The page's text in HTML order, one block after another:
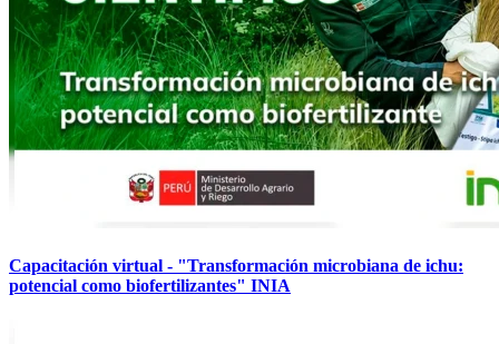
Capacitación virtual - "Transformación microbiana de ichu:
potencial como biofertilizantes" INIA